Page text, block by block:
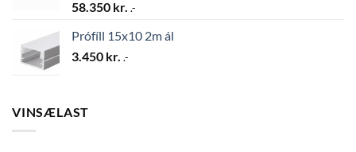
58.350 kr. .-
Prófíll 15x10 2m ál
3.450 kr. .-
VINSÆLAST